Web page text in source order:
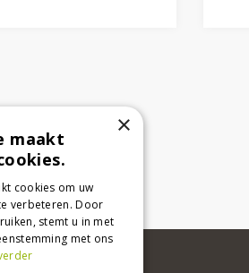
×
maakt
cookies om uw
verbeteren. Door
stemt u in met
met ons